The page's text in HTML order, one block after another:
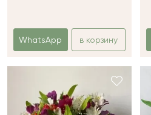
WhatsApp в корзину